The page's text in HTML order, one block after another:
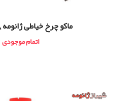
ماكو چرخ خیاطی ژانومه 808 و پلير
اتمام موجودی